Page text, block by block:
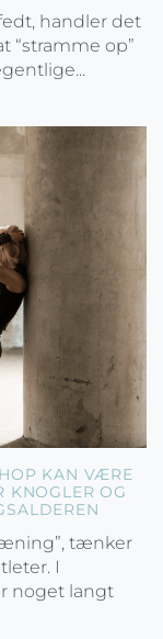
handler det
“stramme op”
KAN VÆRE
KNOGLER OG
tænker
I
noget langt